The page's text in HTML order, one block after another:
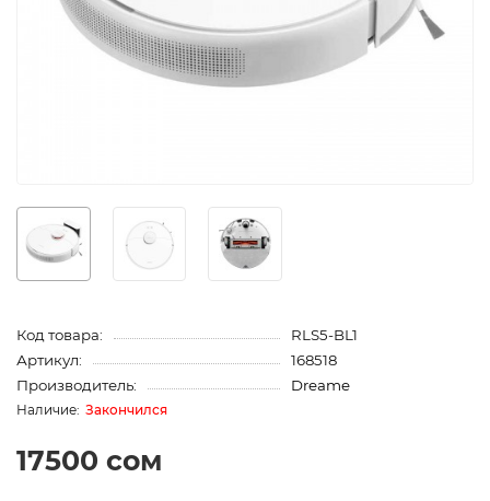
Код товара:
RLS5-BL1
Артикул:
168518
Производитель:
Dreame
Закончился
17500 сом